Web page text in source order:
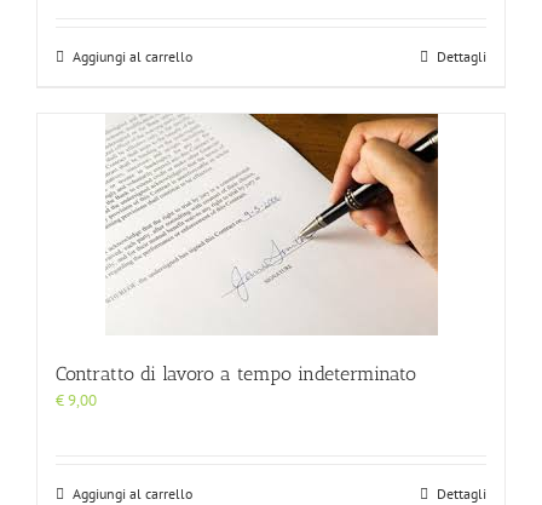
Aggiungi al carrello Dettagli
Contratto di lavoro a tempo indeterminato
€9,00
Aggiungi al carrello Dettagli